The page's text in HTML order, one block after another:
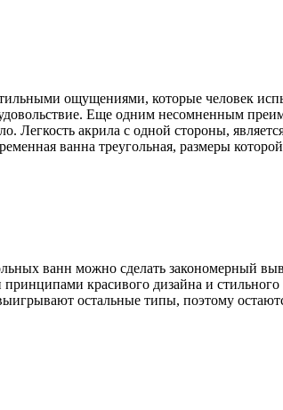
ощущениями, которые человек
Еще одним несомненным
Легкость акрила с одной стороны,
ванна треугольная, размеры
ванн можно сделать закономерный
красивого дизайна и
остальные типы, поэтому